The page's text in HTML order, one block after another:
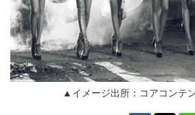
▲イメージ出所：コアコンテ